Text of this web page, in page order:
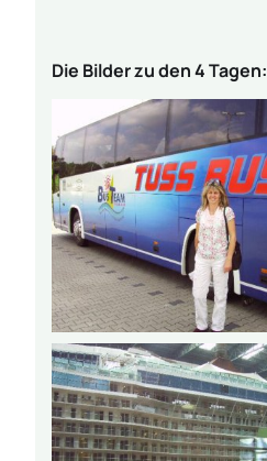
Die Bilder zu den 4 Tagen: